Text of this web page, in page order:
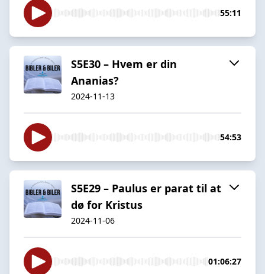
55:11
S5E30 – Hvem er din
Ananias?
2024-11-13
54:53
S5E29 – Paulus er parat til at
dø for Kristus
2024-11-06
01:06:27